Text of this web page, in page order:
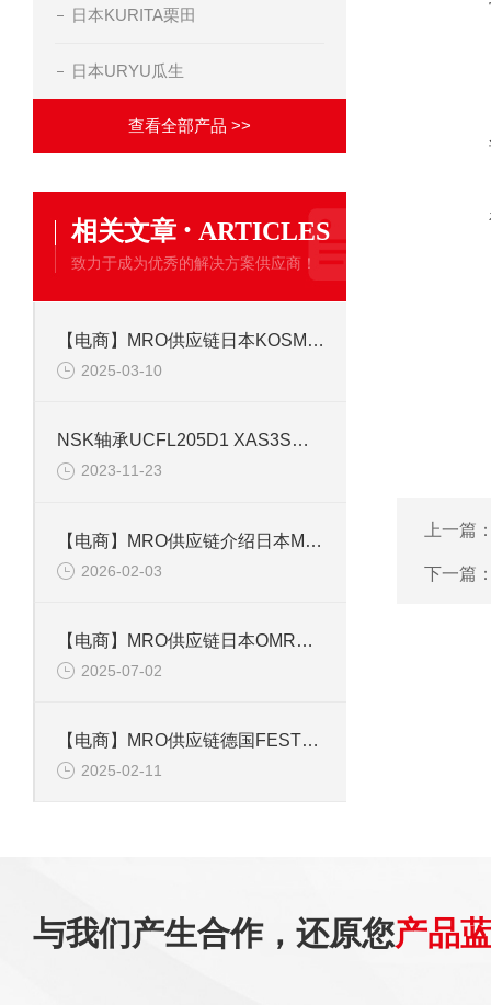
日本KURITA栗田
日本URYU瓜生
查看全部产品 >>
相关文章 · ARTICLES
致力于成为优秀的解决方案供应商！
【电商】MRO供应链日本KOSMEK考世美AB7000-0 快速换模气动泵
2025-03-10
NSK轴承UCFL205D1 XAS3S铸铁金刚石法兰形状
2023-11-23
【电商】MRO供应链介绍日本MIYUKI美幸辉控制蝶阀 BAR系列AR-I40
2026-02-03
【电商】MRO供应链日本OMRON欧姆龙 小型电磁锁定安全门开关D4SL-N2FFA-D
2025-07-02
【电商】MRO供应链德国FESTO费斯托 LFR-12-D-MIDI-KF 气源处理装置组合
2025-02-11
上一篇
下一篇
与我们产生合作，还原您产品